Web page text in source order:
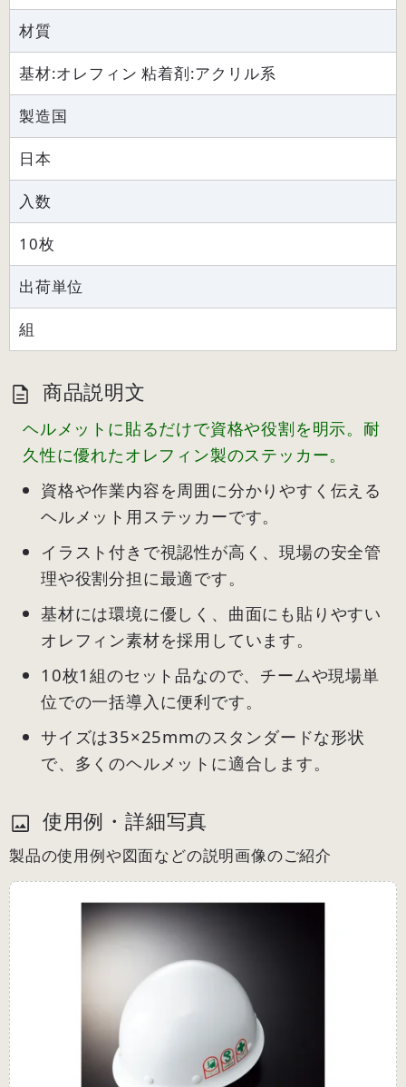
材質
基材:オレフィン 粘着剤:アクリル系
製造国
日本
入数
10枚
出荷単位
組
商品説明文
ヘルメットに貼るだけで資格や役割を明示。耐
久性に優れたオレフィン製のステッカー。
資格や作業内容を周囲に分かりやすく伝える
ヘルメット用ステッカーです。
イラスト付きで視認性が高く、現場の安全管
理や役割分担に最適です。
基材には環境に優しく、曲面にも貼りやすい
オレフィン素材を採用しています。
10枚1組のセット品なので、チームや現場単
位での一括導入に便利です。
サイズは35×25mmのスタンダードな形状
で、多くのヘルメットに適合します。
使用例・詳細写真
製品の使用例や図面などの説明画像のご紹介